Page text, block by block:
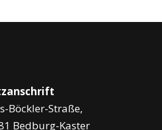
Böckler-Straße,
Bedburg-Kaster